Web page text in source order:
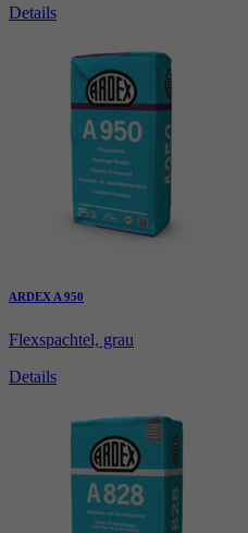
Details
ARDEX A 950
Flexspachtel, grau
Details